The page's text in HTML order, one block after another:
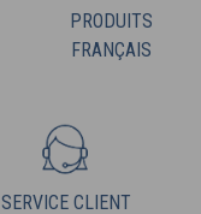
PRODUITS
FRANÇAIS
SERVICE CLIENT